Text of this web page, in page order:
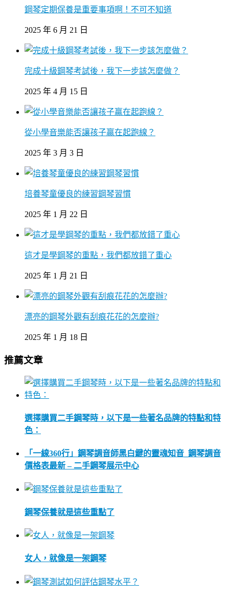
鋼琴定期保養是重要事項啊！不可不知道
2025 年 6 月 21 日
完成十級鋼琴考試後，我下一步該怎麼做？
2025 年 4 月 15 日
從小學音樂能否讓孩子贏在起跑線？
2025 年 3 月 3 日
培養琴童優良的練習鋼琴習慣
2025 年 1 月 22 日
這才是學鋼琴的重點，我們都放錯了重心
2025 年 1 月 21 日
漂亮的鋼琴外觀有刮痕花花的怎麼辦?
2025 年 1 月 18 日
推薦文章
選擇購買二手鋼琴時，以下是一些著名品牌的特點和特
色：
「一線360行」鋼琴調音師黑白鍵的靈魂知音_鋼琴調音
價格表最新 – 二手鋼琴展示中心
鋼琴保養就是這些重點了
女人，就像是一架鋼琴